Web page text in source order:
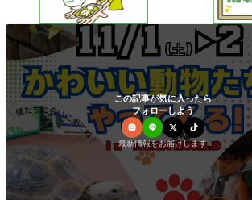
この記事が気に入ったら
フォローしよう
最新情報をお届けします